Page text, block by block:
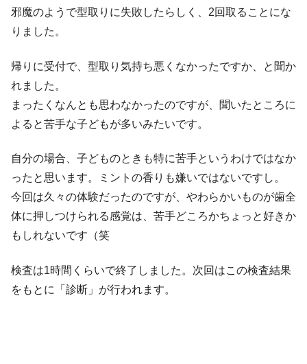
邪魔のようで型取りに失敗したらしく、2回取ることにな
りました。
帰りに受付で、型取り気持ち悪くなかったですか、と聞か
れました。
まったくなんとも思わなかったのですが、聞いたところに
よると苦手な子どもが多いみたいです。
自分の場合、子どものときも特に苦手というわけではなか
ったと思います。ミントの香りも嫌いではないですし。
今回は久々の体験だったのですが、やわらかいものが歯全
体に押しつけられる感覚は、苦手どころかちょっと好きか
もしれないです（笑
検査は1時間くらいで終了しました。次回はこの検査結果
をもとに「診断」が行われます。